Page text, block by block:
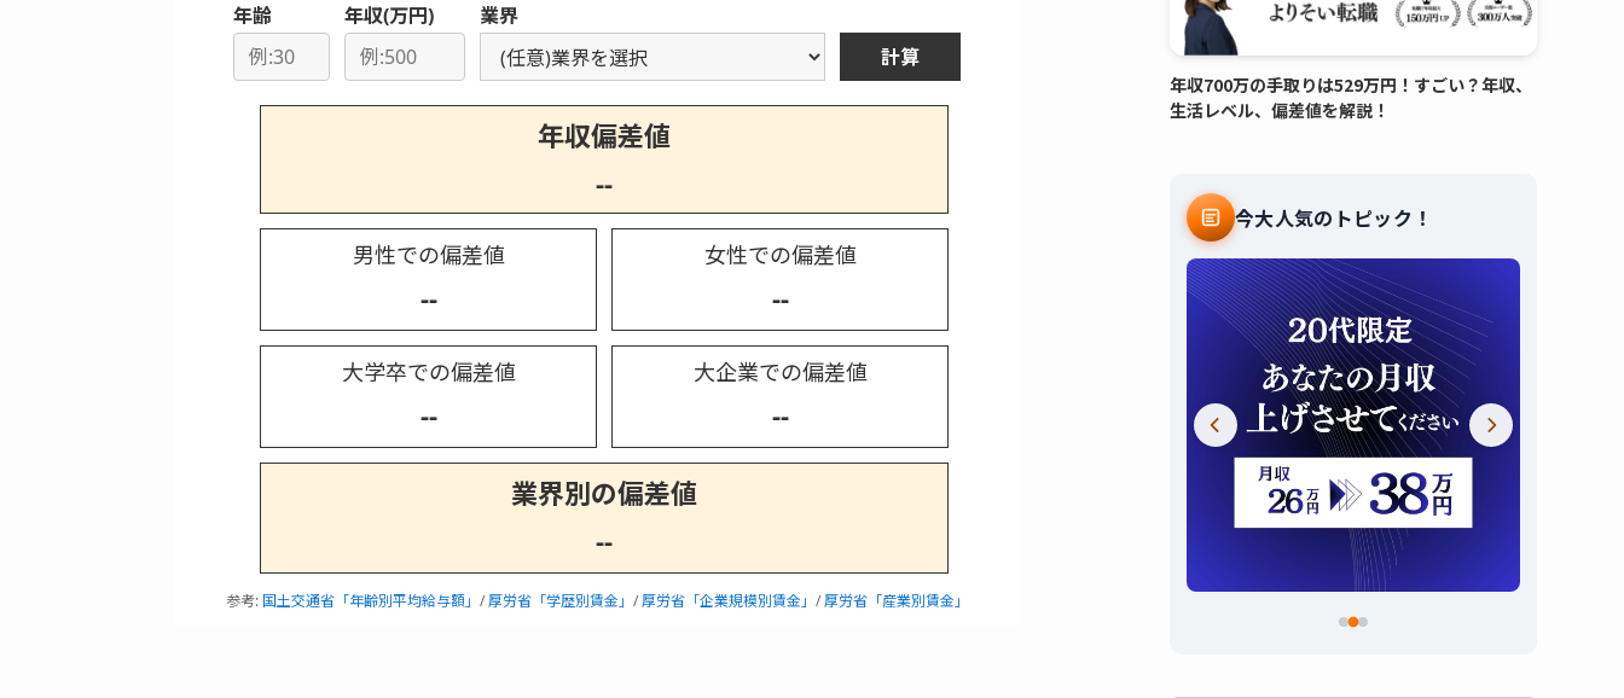
年齢 年収(万円)
業界
計算
年収偏差値
--
男性での偏差値
--
女性での偏差値
--
大学卒での偏差値
--
大企業での偏差値
--
業界別の偏差値
--
参考:国土交通省「年齢別平均給与額」 /厚労省「学歴別賃金」 /厚労省「企業規模別賃金」 /厚労省「産業別賃金」
年収700万の手取りは529万円！すごい？年収、
生活レベル、偏差値を解説！
今大人気のトピック！